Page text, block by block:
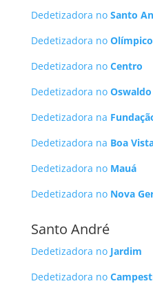
Dedetizadora no Santo
Dedetizadora no Olímpico
Dedetizadora no Centro
Dedetizadora no
Dedetizadora na
Dedetizadora na Boa
Dedetizadora no Mauá
Dedetizadora no Nova
Santo André
Dedetizadora no Jardim
Dedetizadora no